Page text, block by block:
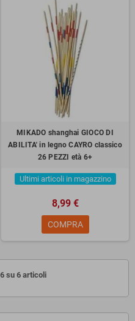
MIKADO shanghai GIOCO DI
ABILITA' in legno CAYRO classico
26 PEZZI età 6+
Ultimi articoli in magazzino
8,99 €
COMPRA
su 6 articoli